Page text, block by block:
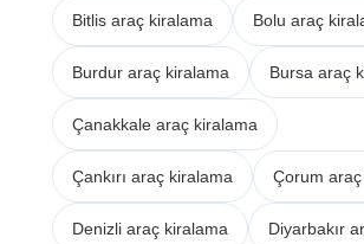
Bitlis araç kiralama Bolu araç
Burdur araç kiralama Bursa araç
Çanakkale araç kiralama
Çankırı araç kiralama Çorum
Denizli araç kiralama Diyarbakır